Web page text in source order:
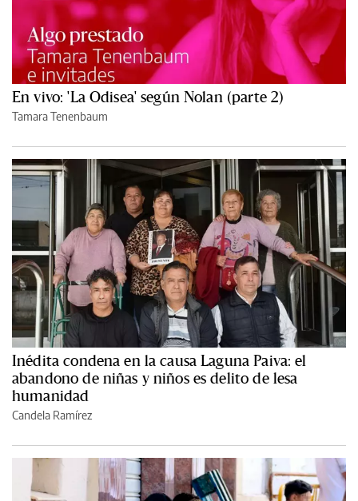
En vivo: 'La Odisea' según Nolan (parte 2)
Tamara Tenenbaum
Inédita condena en la causa Laguna Paiva: el
abandono de niñas y niños es delito de lesa
humanidad
Candela Ramírez